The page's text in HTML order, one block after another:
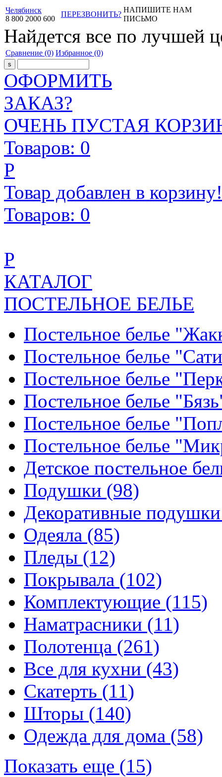
Челябинск
8 800 2000 600
ПЕРЕЗВОНИТЬ?
НАПИШИТЕ НАМ
ПИСЬМО
Найдется все по лучшей
Сравнение (0) Избранное (0)
ОФОРМИТЬ
ЗАКАЗ?
ОЧЕНЬ ПУСТАЯ
Товаров: 0
Р
Товар добавлен в корзину!
Товаров: 0
Р
КАТАЛОГ
ПОСТЕЛЬНОЕ БЕЛЬЕ
Постельное белье
Постельное белье
Постельное белье
Постельное белье
Постельное белье
Постельное белье
Детское постельное
Подушки (98)
Декоративные
Одеяла (85)
Пледы (12)
Покрывала (102)
Комплектующие (115)
Наматрасники (11)
Полотенца (261)
Все для кухни (43)
Скатерть (11)
Шторы (140)
Одежда для дома (58)
Показать еще (15)